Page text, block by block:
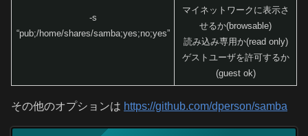
-s
“pub;/home/shares/samba;yes;no;yes”
マイネットワークに表示さ
せるか(browsable)
読み込み専用か(read only)
ゲストユーザを許可するか
(guest ok)
その他のオプションは https://github.com/dperson/samba